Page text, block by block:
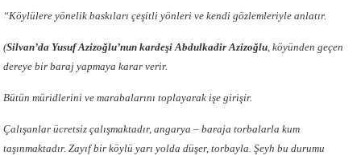
“Köylülere yönelik baskıları çeşitli yönleri ve kendi gözlemleriyle anlatır.
(Silvan’da Yusuf Azizoğlu’nun kardeşi Abdulkadir Azizoğlu, köyünden geçen
dereye bir baraj yapmaya karar verir.
Bütün müridlerini ve marabalarını toplayarak işe girişir.
Çalışanlar ücretsiz çalışmaktadır, angarya – baraja torbalarla kum
taşınmaktadır. Zayıf bir köylü yarı yolda düşer, torbayla. Şeyh bu durumu